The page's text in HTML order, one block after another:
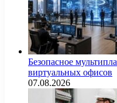
Безопасное
виртуальных офисов
07.08.2026